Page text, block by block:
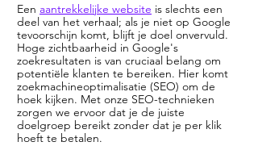
Een aantrekkelijke website is slechts een
deel van het verhaal; als je niet op Google
tevoorschijn komt, blijft je doel onvervuld.
Hoge zichtbaarheid in Google's
zoekresultaten is van cruciaal belang om
potentiële klanten te bereiken. Hier komt
zoekmachineoptimalisatie (SEO) om de
hoek kijken. Met onze SEO-technieken
zorgen we ervoor dat je de juiste
doelgroep bereikt zonder dat je per klik
hoeft te betalen.